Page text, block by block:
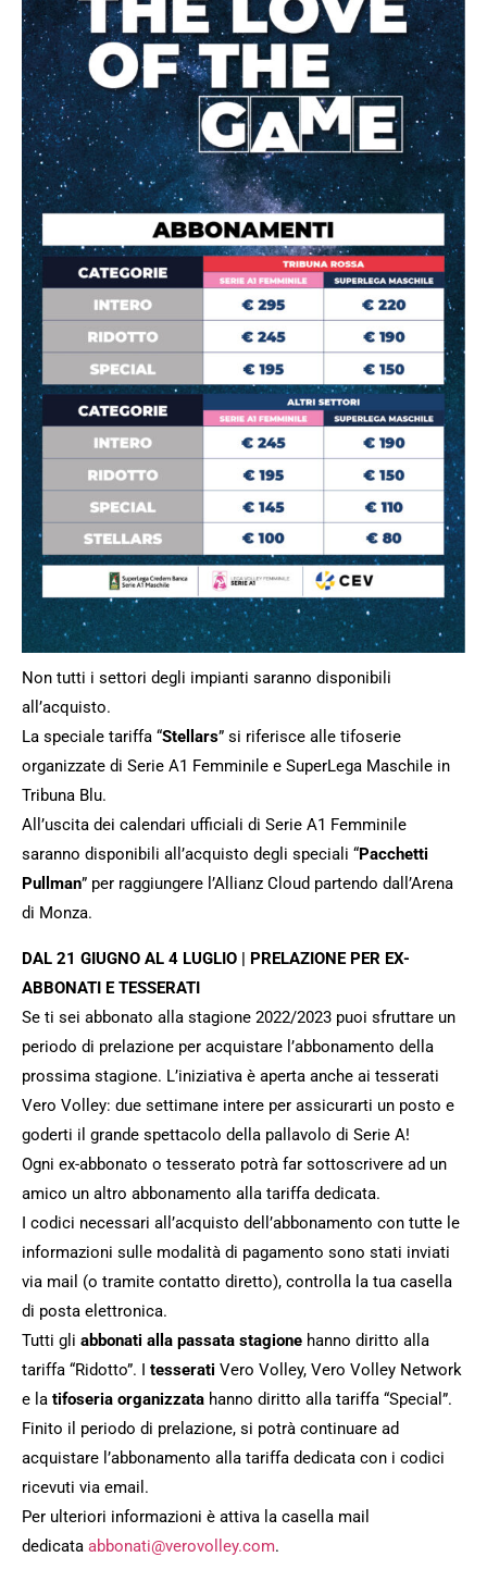
Non tutti i settori degli impianti saranno disponibili
all’acquisto.
La speciale tariffa “Stellars” si riferisce alle tifoserie
organizzate di Serie A1 Femminile e SuperLega Maschile in
Tribuna Blu.
All’uscita dei calendari ufficiali di Serie A1 Femminile
saranno disponibili all’acquisto degli speciali “Pacchetti
Pullman” per raggiungere l’Allianz Cloud partendo dall’Arena
di Monza.
DAL 21 GIUGNO AL 4 LUGLIO | PRELAZIONE PER EX-
ABBONATI E TESSERATI
Se ti sei abbonato alla stagione 2022/2023 puoi sfruttare un
periodo di prelazione per acquistare l’abbonamento della
prossima stagione. L’iniziativa è aperta anche ai tesserati
Vero Volley: due settimane intere per assicurarti un posto e
goderti il grande spettacolo della pallavolo di Serie A!
Ogni ex-abbonato o tesserato potrà far sottoscrivere ad un
amico un altro abbonamento alla tariffa dedicata.
I codici necessari all’acquisto dell’abbonamento con tutte le
informazioni sulle modalità di pagamento sono stati inviati
via mail (o tramite contatto diretto), controlla la tua casella
di posta elettronica.
Tutti gli abbonati alla passata stagione hanno diritto alla
tariffa “Ridotto”. I tesserati Vero Volley, Vero Volley Network
e la tifoseria organizzata hanno diritto alla tariffa “Special”.
Finito il periodo di prelazione, si potrà continuare ad
acquistare l’abbonamento alla tariffa dedicata con i codici
ricevuti via email.
Per ulteriori informazioni è attiva la casella mail
dedicata abbonati@verovolley.com.